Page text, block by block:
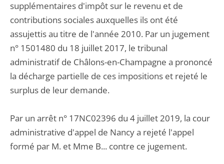
supplémentaires d'impôt sur le revenu et de
contributions sociales auxquelles ils ont été
assujettis au titre de l'année 2010. Par un jugement
n° 1501480 du 18 juillet 2017, le tribunal
administratif de Châlons-en-Champagne a prononcé
la décharge partielle de ces impositions et rejeté le
surplus de leur demande.
Par un arrêt n° 17NC02396 du 4 juillet 2019, la cour
administrative d'appel de Nancy a rejeté l'appel
formé par M. et Mme B... contre ce jugement.